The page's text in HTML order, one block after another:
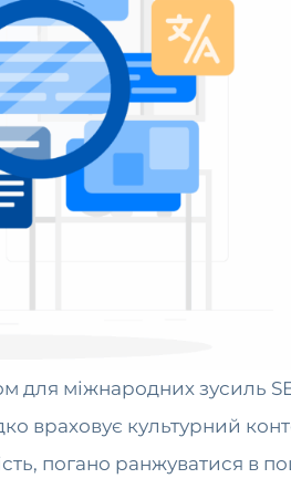
для міжнародних зусиль
враховує культурний
погано ранжуватися в